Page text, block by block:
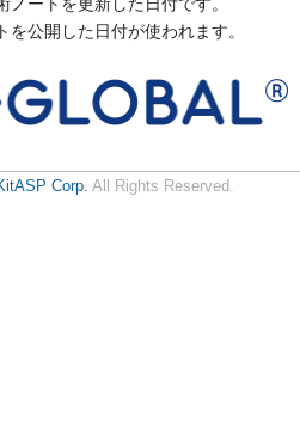
公開した日付が使われます。
Corp. All Rights Reserved.